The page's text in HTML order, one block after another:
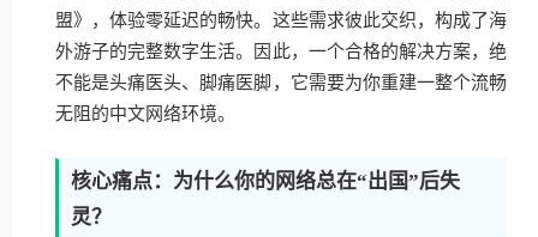
盟》，体验零延迟的畅快。这些需求彼此交织，构成了海
外游子的完整数字生活。因此，一个合格的解决方案，绝
不能是头痛医头、脚痛医脚，它需要为你重建一整个流畅
无阻的中文网络环境。
核心痛点：为什么你的网络总在“出国”后失
灵？